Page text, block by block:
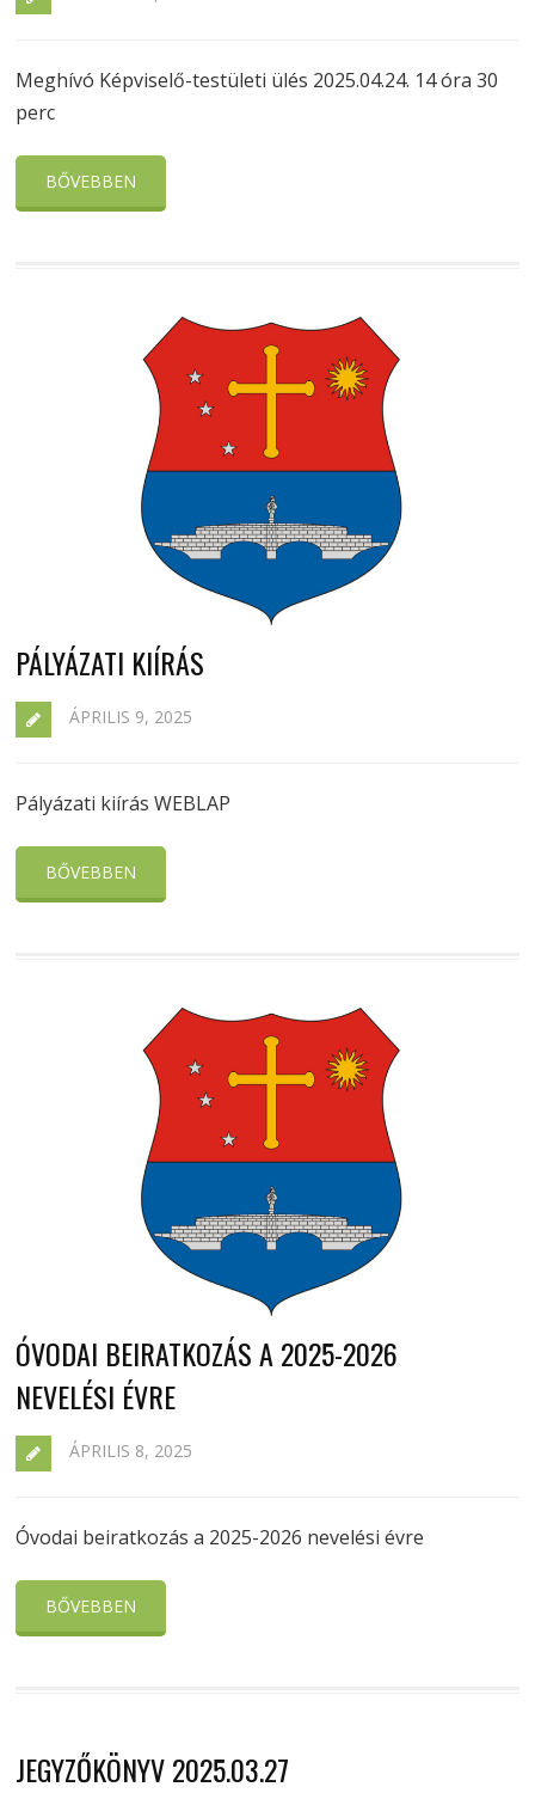
Meghívó Képviselő-testületi ülés 2025.04.24. 14 óra 30
perc
BŐVEBBEN
PÁLYÁZATI KIÍRÁS
ÁPRILIS 9, 2025
Pályázati kiírás WEBLAP
BŐVEBBEN
ÓVODAI BEIRATKOZÁS A 2025-2026
NEVELÉSI ÉVRE
ÁPRILIS 8, 2025
Óvodai beiratkozás a 2025-2026 nevelési évre
BŐVEBBEN
JEGYZŐKÖNYV 2025.03.27